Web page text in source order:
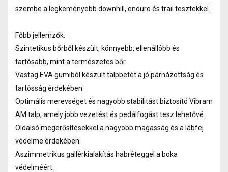
szembe a legkeményebb downhill, enduro és trail tesztekkel.
Főbb jellemzők:
Szintetikus bőrből készült, könnyebb, ellenállóbb és
tartósabb, mint a természetes bőr.
Vastag EVA gumiból készült talpbetét a jó párnázottság és
tartósság érdekében.
Optimális merevséget és nagyobb stabilitást biztosító Vibram
AM talp, amely jobb vezetést és pedálfogást tesz lehetővé.
Oldalsó megerősítésekkel a nagyobb magasság és a lábfej
védelme érdekében.
Aszimmetrikus gallérkialakítás habréteggel a boka
védelméért.